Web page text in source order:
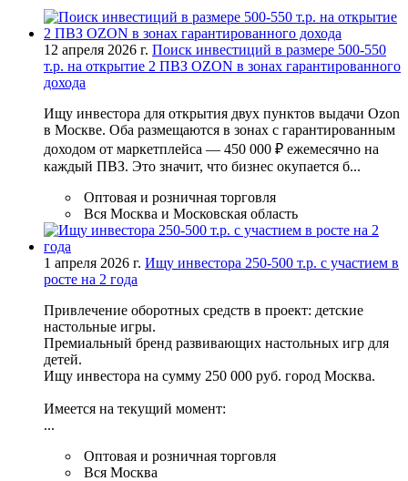
12 апреля 2026 г. Поиск инвестиций в размере 500-550
т.р. на открытие 2 ПВЗ OZON в зонах гарантированного
дохода
Ищу инвестора для открытия двух пунктов выдачи Ozon
в Москве. Оба размещаются в зонах с гарантированным
доходом от маркетплейса — 450 000 ₽ ежемесячно на
каждый ПВЗ. Это значит, что бизнес окупается б...
Оптовая и розничная торговля
Вся Москва и Московская область
1 апреля 2026 г. Ищу инвестора 250-500 т.р. с участием в
росте на 2 года
Привлечение оборотных средств в проект: детские
настольные игры.
Премиальный бренд развивающих настольных игр для
детей.
Ищу инвестора на сумму 250 000 руб. город Москва.
Имеется на текущий момент:
...
Оптовая и розничная торговля
Вся Москва